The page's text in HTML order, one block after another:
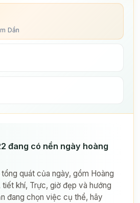
Dần
đang có nền ngày hoàng
quát của ngày, gồm Hoàng
khí, Trực, giờ đẹp và hướng
đang chọn việc cụ thể, hãy